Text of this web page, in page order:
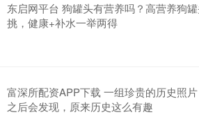
东启网平台 狗罐头有营养吗？高营养狗
挑，健康+补水一举两得
富深所配资APP下载 一组珍贵的历史照
之后会发现，原来历史这么有趣